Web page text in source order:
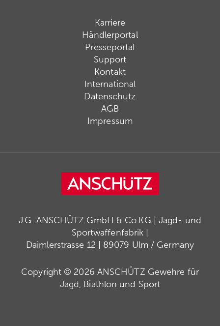
Karriere
Händlerportal
Presseportal
Support
Kontakt
International
Datenschutz
AGB
Impressum
J.G. ANSCHÜTZ GmbH & Co.KG | Jagd- und
Sportwaffenfabrik |
Daimlerstrasse 12 | 89079 Ulm / Germany
Copyright © 2026 ANSCHÜTZ Gewehre für
Jagd, Biathlon und Sport